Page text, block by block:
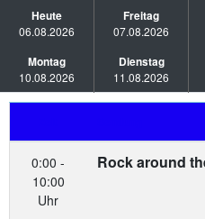
Heute
06.08.2026
Freitag
07.08.2026
Montag
10.08.2026
Dienstag
11.08.2026
0:00 -
10:00
Uhr
Rock around